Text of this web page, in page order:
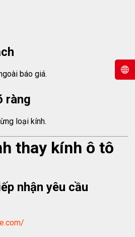
báo giá.
ràng
loại kính.
thay kính ô tô
nhận yêu cầu